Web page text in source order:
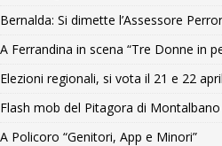
Bernalda: Si dimette l’Assessore
A Ferrandina in scena “Tre Donne in
Elezioni regionali, si vota il 21 e 22
Flash mob del Pitagora di
A Policoro “Genitori, App e Minori”